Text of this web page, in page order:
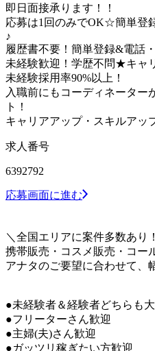
即日面接承ります！！
応募は1回のみでOK☆簡単登
♪
履歴書不要！簡単登録&電話
未経験歓迎！学歴不問★キャ
未経験採用率90%以上！
入職前にもコーディネーター
ト！
キャリアアップ・スキルアッ
求人番号
6392792
応募画面に進む
＼全国エリアに案件多数あり
携帯販売・コスメ販売・コー
アナタのご要望に合わせて、
●未経験者＆経験者どちらも
●フリーターさん歓迎
●主婦(夫)さん歓迎
●ガッツリ稼ぎたい方歓迎